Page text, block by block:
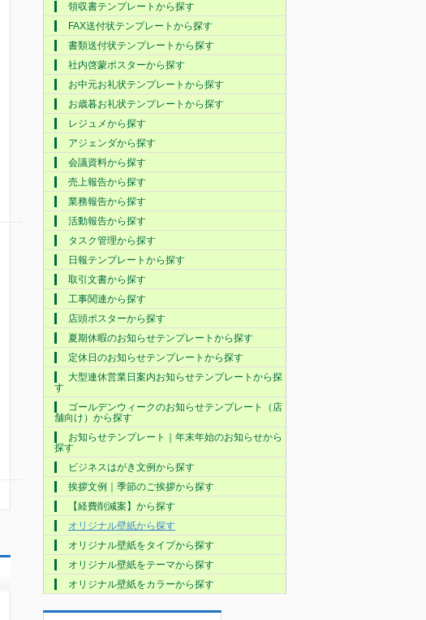
領収書テンプレートから探す
FAX送付状テンプレートから探す
書類送付状テンプレートから探す
社内啓蒙ポスターから探す
お中元お礼状テンプレートから探す
お歳暮お礼状テンプレートから探す
レジュメから探す
アジェンダから探す
会議資料から探す
売上報告から探す
業務報告から探す
活動報告から探す
タスク管理から探す
日報テンプレートから探す
取引文書から探す
工事関連から探す
店頭ポスターから探す
夏期休暇のお知らせテンプレートから探す
定休日のお知らせテンプレートから探す
大型連休営業日案内お知らせテンプレートから探
す
ゴールデンウィークのお知らせテンプレート（店
舗向け）から探す
お知らせテンプレート｜年末年始のお知らせから
探す
ビジネスはがき文例から探す
挨拶文例｜季節のご挨拶から探す
【経費削減案】から探す
オリジナル壁紙から探す
オリジナル壁紙をタイプから探す
オリジナル壁紙をテーマから探す
オリジナル壁紙をカラーから探す